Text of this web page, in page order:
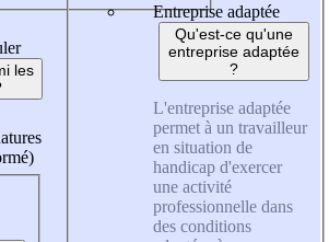
les
Entreprise adaptée
Qu'est-ce qu'une
entreprise adaptée
?
L'entreprise adaptée
permet à un travailleur
en situation de
handicap d'exercer
une activité
professionnelle dans
des conditions